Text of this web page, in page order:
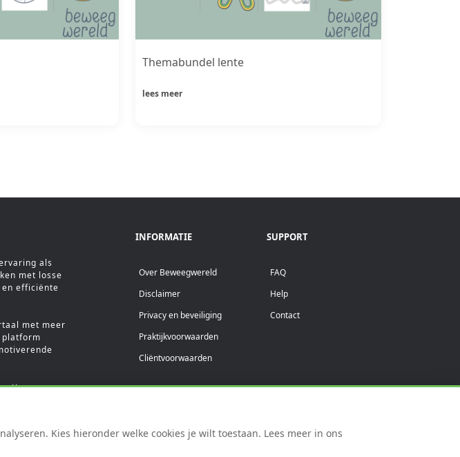
Themabundel lente
lees meer
als
met losse
efficiënte
met meer
platform
en
in één
INFORMATIE
Over Beweegwereld
Disclaimer
Privacy en beveiliging
Praktijkvoorwaarden
Cliëntvoorwaarden
SUPPORT
FAQ
Help
Contact
Kies hieronder welke cookies je wilt toestaan. Lees meer in ons